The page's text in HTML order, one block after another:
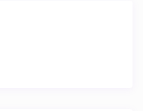
ni ESTAFAS.